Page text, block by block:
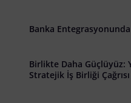
Banka
Birlikte Daha Güçlüyüz:
Stratejik İş Birliği Çağrısı